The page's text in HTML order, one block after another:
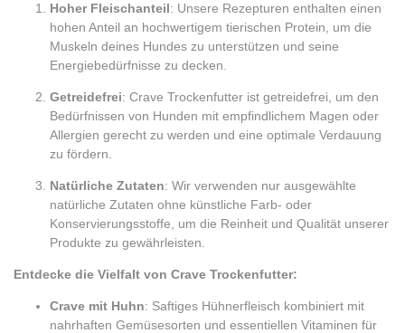
Hoher Fleischanteil: Unsere Rezepturen enthalten einen
hohen Anteil an hochwertigem tierischen Protein, um die
Muskeln deines Hundes zu unterstützen und seine
Energiebedürfnisse zu decken.
Getreidefrei: Crave Trockenfutter ist getreidefrei, um den
Bedürfnissen von Hunden mit empfindlichem Magen oder
Allergien gerecht zu werden und eine optimale Verdauung
zu fördern.
Natürliche Zutaten: Wir verwenden nur ausgewählte
natürliche Zutaten ohne künstliche Farb- oder
Konservierungsstoffe, um die Reinheit und Qualität unserer
Produkte zu gewährleisten.
Entdecke die Vielfalt von Crave Trockenfutter:
Crave mit Huhn: Saftiges Hühnerfleisch kombiniert mit
nahrhaften Gemüsesorten und essentiellen Vitaminen für